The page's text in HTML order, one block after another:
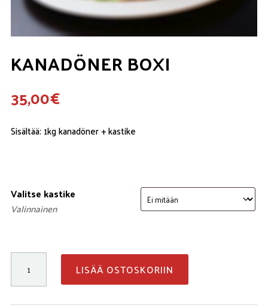
KANADÖNER BOXI
35,00€
Sisältää: 1kg kanadöner + kastike
Valitse kastike
Valinnainen
määrä
LISÄÄ OSTOSKORIIN